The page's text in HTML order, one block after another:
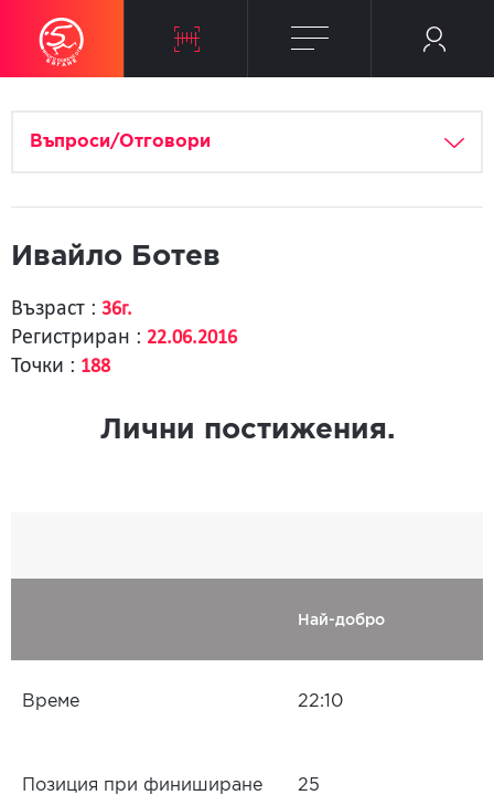
Въпроси/Отговори
Ивайло Ботев
Възраст : 36г.
Регистриран : 22.06.2016
Точки : 188
Лични постижения.
Най-добро
Време 22:10
Позиция при финиширане 25